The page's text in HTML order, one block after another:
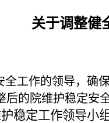
关于调整健
全工作的领导，确
的院维护稳定安
稳定工作领导小组